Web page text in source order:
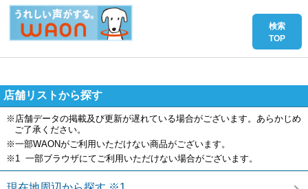
店舗リストから探す
※店舗データの掲載及び更新が遅れている場合がございます。あらかじめ
ご了承ください。
※一部WAONがご利用いただけない商品がございます。
※1 一部ブラウザにてご利用いただけない場合がございます。